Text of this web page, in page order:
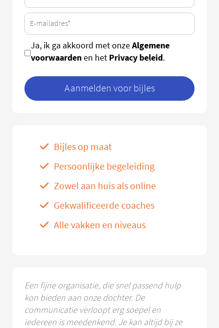
Ja, ik ga akkoord met onzeAlgemene
voorwaardenen het Privacy beleid.
Aanmelden voor bijles
Bijles op maat
Persoonlijke begeleiding
Zowel aan huis als online
Gekwalificeerde coaches
Alle vakken en niveaus
Een fijne organisatie, die snel passend hulp
kon bieden aan onze dochter. De
communicatie verloopt erg soepel en
iedereen is meedenkend. Je kan altijd bij ze